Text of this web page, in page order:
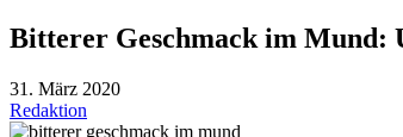
Bitterer Geschmack im Mund:
31. März 2020
Redaktion